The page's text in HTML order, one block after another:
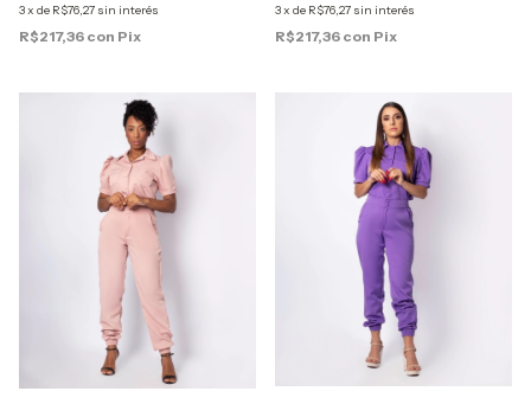
3x de R$76,27 sin interés
R$217,36 con Pix
3x de R$76,27 sin interés
R$217,36 con Pix